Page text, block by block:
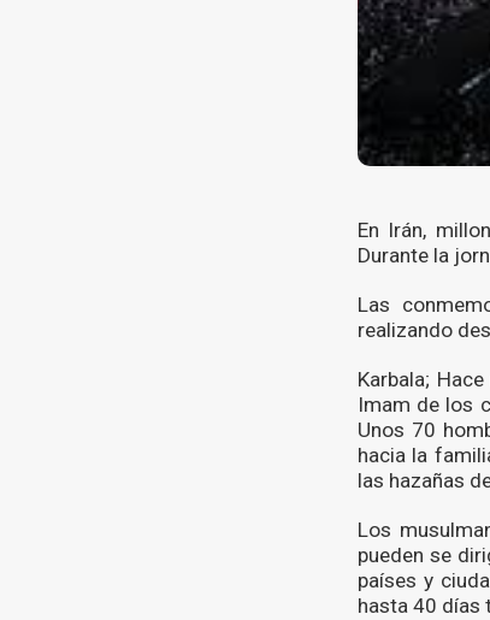
En Irán,
Durante la
Las
realizando
Karbala;
Imam de los
Unos 70
hacia la
las hazañas
Los
pueden se
países y
hasta 40 días